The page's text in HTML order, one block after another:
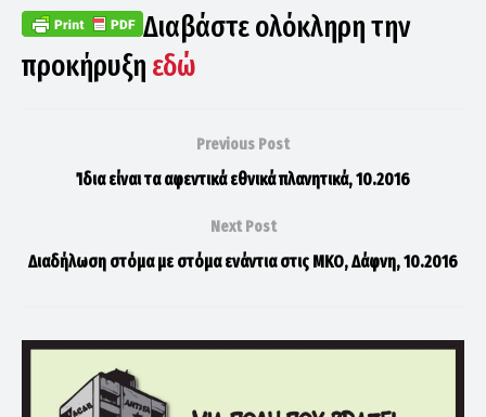
Διαβάστε ολόκληρη την
προκήρυξη εδώ
Previous Post
Ίδια είναι τα αφεντικά εθνικά πλανητικά, 10.2016
Next Post
Διαδήλωση στόμα με στόμα ενάντια στις ΜΚΟ, Δάφνη, 10.2016